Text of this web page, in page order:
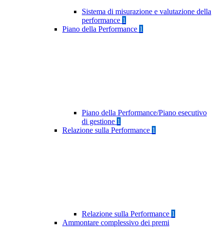
Sistema di misurazione e valutazione della
performance 1
Piano della Performance 1
Piano della Performance/Piano esecutivo
di gestione 1
Relazione sulla Performance 1
Relazione sulla Performance 1
Ammontare complessivo dei premi